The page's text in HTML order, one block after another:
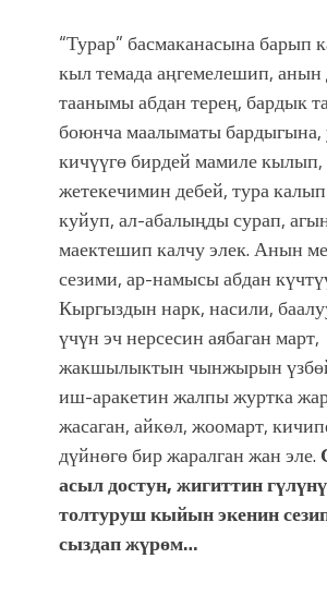
“Турар” басмаканасына барып
кыл темада аңгемелешип,
таанымы абдан терең, бардык
боюнча маалыматы бардыгына,
кичүүгө бирдей мамиле кылып,
жетекечимин дебей, тура
куйуп, ал-абалыңды сурап,
маектешип калчу элек. Анын
сезими, ар-намысы абдан
Кыргыздын нарк, насили,
үчүн эч нерсесин аябаган март,
жакшылыктын чынжырын
иш-аракетин жалпы журтка
жасаган, айкөл, жоомарт,
дүйнөгө бир жаралган жан эле.
асыл достун, жигиттин
толтуруш кыйын экенин
сыздап жүрөм…